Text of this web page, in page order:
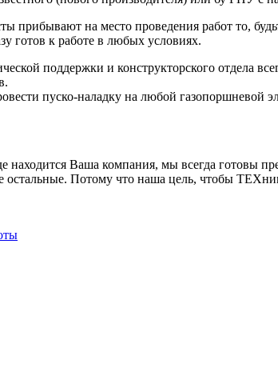
прибывают на место проведения работ то,
готов к работе в любых условиях.
поддержки и конструкторского отдела
пуско-наладку на любой газопоршневой
находится Ваша компания, мы всегда готовы
остальные. Потому что наша цель, чтобы